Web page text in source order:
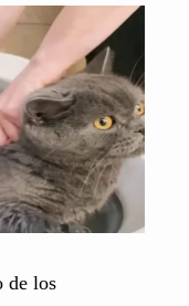
de los